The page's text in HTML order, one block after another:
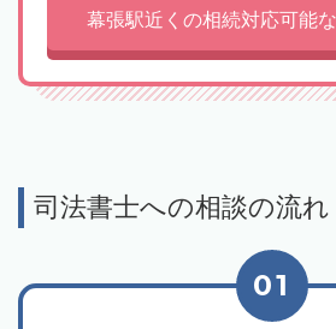
幕張駅近くの相続対応可能
司法書士への相談の流れ
01